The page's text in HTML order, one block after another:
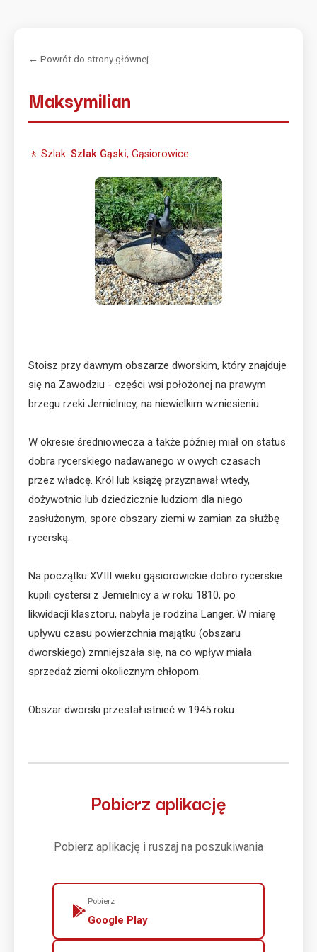
← Powrót do strony głównej
Maksymilian
🚶 Szlak: Szlak Gąski, Gąsiorowice
Stoisz przy dawnym obszarze dworskim, który znajduje
się na Zawodziu - części wsi położonej na prawym
brzegu rzeki Jemielnicy, na niewielkim wzniesieniu.
W okresie średniowiecza a także później miał on status
dobra rycerskiego nadawanego w owych czasach
przez władcę. Król lub książę przyznawał wtedy,
dożywotnio lub dziedzicznie ludziom dla niego
zasłużonym, spore obszary ziemi w zamian za służbę
rycerską.
Na początku XVIII wieku gąsiorowickie dobro rycerskie
kupili cystersi z Jemielnicy a w roku 1810, po
likwidacji klasztoru, nabyła je rodzina Langer. W miarę
upływu czasu powierzchnia majątku (obszaru
dworskiego) zmniejszała się, na co wpływ miała
sprzedaż ziemi okolicznym chłopom.
Obszar dworski przestał istnieć w 1945 roku.
Pobierz aplikację
Pobierz aplikację i ruszaj na poszukiwania
Pobierz
Google Play